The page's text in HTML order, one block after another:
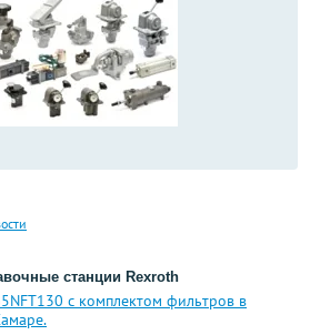
станции Rexroth
с комплектом фильтров в